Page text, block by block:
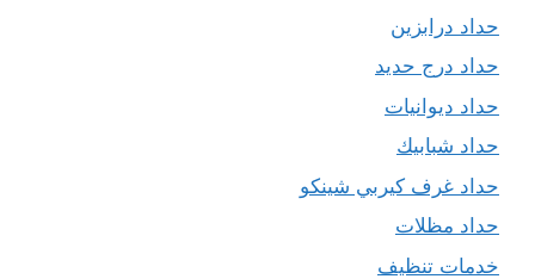
حداد درابزين
حداد درج حديد
حداد ديوانيات
حداد شبابيك
حداد غرف كيربي شينكو
حداد مظلات
خدمات تنظيف